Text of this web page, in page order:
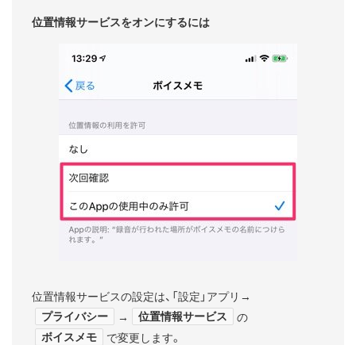
位置情報サービスをオンにするには
位置情報サービスの設定は、「設定」アプリ→
プライバシー
→ 位置情報サービス
の
ボイスメモ
で変更します。